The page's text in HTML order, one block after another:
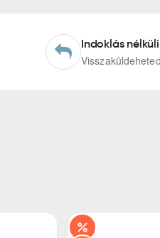
Indoklás